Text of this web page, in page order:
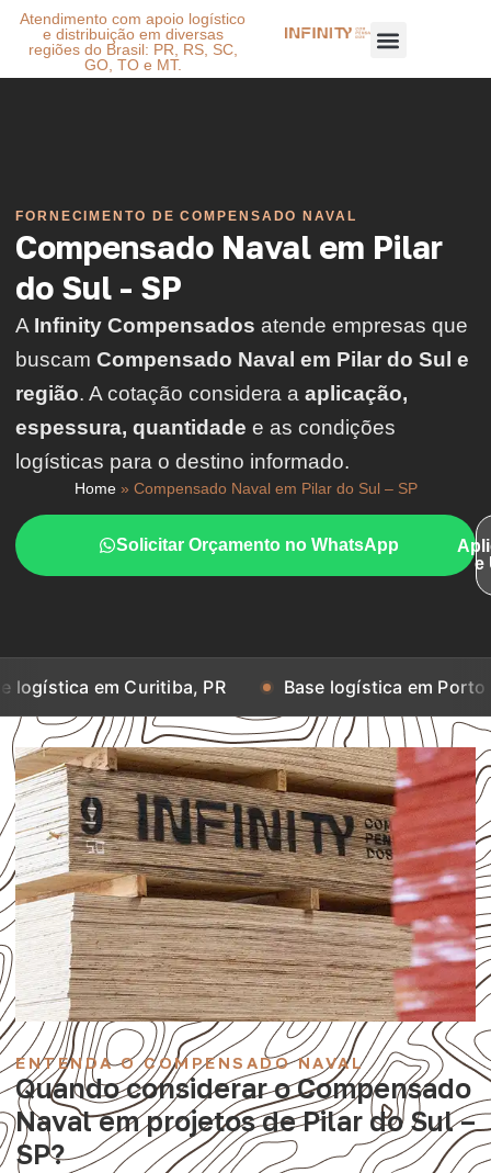
Atendimento com apoio logístico
e distribuição em diversas
regiões do Brasil: PR, RS, SC,
GO, TO e MT.
FORNECIMENTO DE COMPENSADO NAVAL
Compensado Naval em Pilar
do Sul - SP
A Infinity Compensados atende empresas que
buscam Compensado Naval em Pilar do Sul e
região. A cotação considera a aplicação,
espessura, quantidade e as condições
logísticas para o destino informado.
Home» Compensado Naval em Pilar do Sul – SP
Solicitar Orçamento no WhatsApp
e
Curitiba, PR Base logística em Porto Alegre, RS
ENTENDA O COMPENSADO NAVAL
Quando considerar o Compensado
Naval em projetos de Pilar do Sul –
SP?